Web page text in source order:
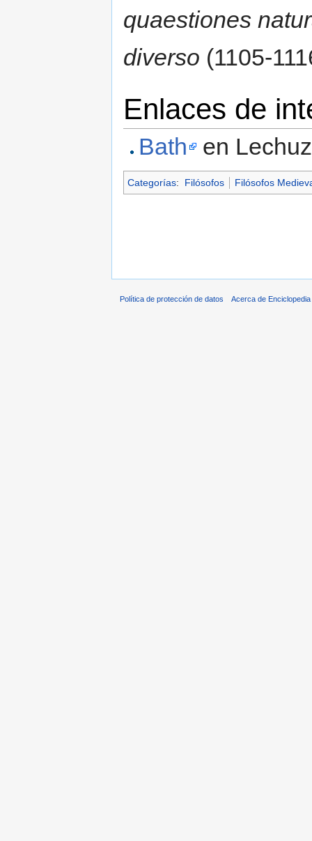
quaestiones
diverso (1105-
Enlaces de
Bath en
Categorías: Filósofos Filósofos
Política de protección de datos Acerca de